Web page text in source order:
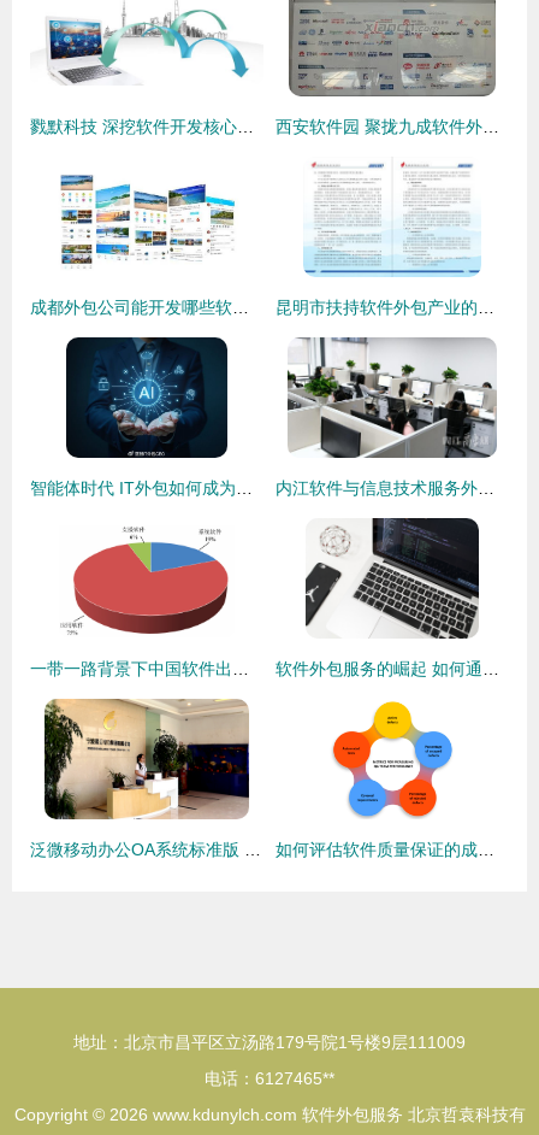
地址：北京市昌平区立汤路179号院1号楼9层111009
电话：6127465**
Copyright © 2026 www.kdunylch.com 软件外包服务 北京哲袁科技有